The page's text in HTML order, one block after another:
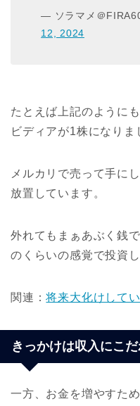
— ソラマメ＠
12, 2024
たとえば上記のように
ビディアが1株になりま
メルカリで売って手に
放置しています。
外れてもまぁあぶく銭
のくらいの感覚で投資し
関連：将来大化けして
きっかけは収入にこ
一方、お金を増やすた